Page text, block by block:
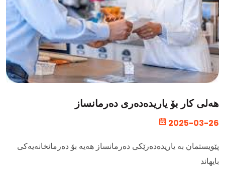
هەلی کار بۆ یاریدەدەری دەرمانساز
2025-03-26
پێویستمان بە یاریدەدەرێکی دەرمانساز هەیە بۆ دەرمانخانەیەکی
بایهاند